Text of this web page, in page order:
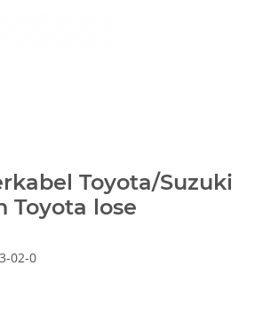
Toyota/Suzuki
Toyota lose
02-0